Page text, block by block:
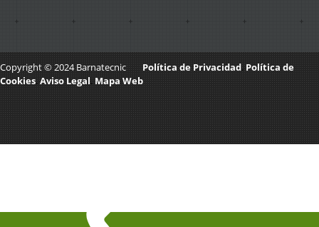
Copyright © 2024 Barnatecnic Política de Privacidad. Política de
Cookies.Aviso Legal. Mapa Web